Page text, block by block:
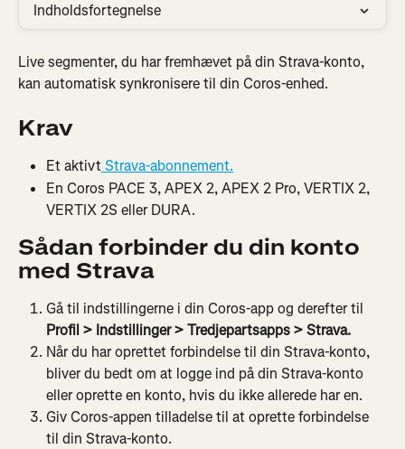
Indholdsfortegnelse
Live segmenter, du har fremhævet på din Strava-konto,
kan automatisk synkronisere til din Coros-enhed.
Krav
Et aktivt Strava-abonnement.
En Coros PACE 3, APEX 2, APEX 2 Pro, VERTIX 2,
VERTIX 2S eller DURA.
Sådan forbinder du din konto
med Strava
Gå til indstillingerne i din Coros-app og derefter til
Profil > Indstillinger > Tredjepartsapps > Strava.
Når du har oprettet forbindelse til din Strava-konto,
bliver du bedt om at logge ind på din Strava-konto
eller oprette en konto, hvis du ikke allerede har en.
Giv Coros-appen tilladelse til at oprette forbindelse
til din Strava-konto.